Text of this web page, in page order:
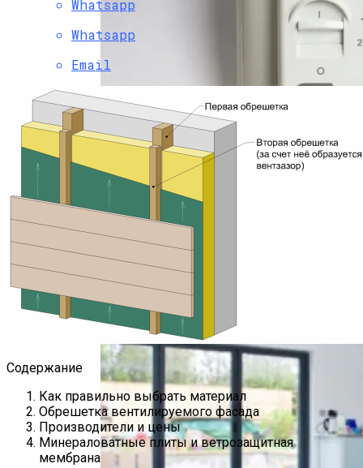
Подключение И Настройка Датчика
Теплого Пола
Whatsapp
Whatsapp
Email
Содержание
Как правильно выбрать материал
Обрешетка вентилируемого фасада
Производители и цены
Минераловатные плиты и ветрозащитная
мембрана